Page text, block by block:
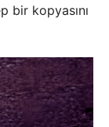
bir kopyasını